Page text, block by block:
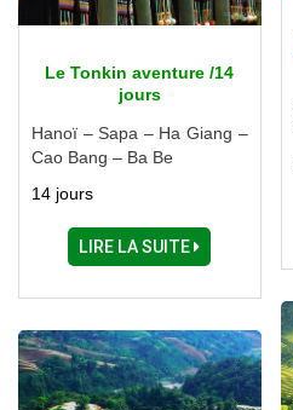
Le Tonkin aventure /14
jours
Hanoï – Sapa – Ha Giang –
Cao Bang – Ba Be
14 jours
LIRE LA SUITE